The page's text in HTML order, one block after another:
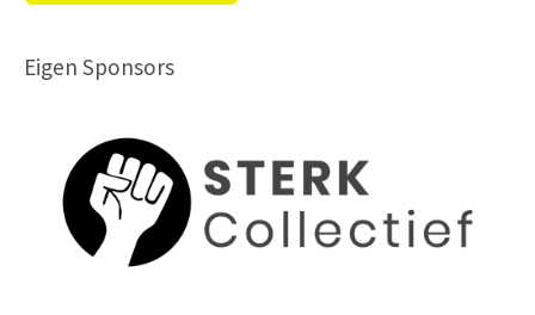
Eigen Sponsors